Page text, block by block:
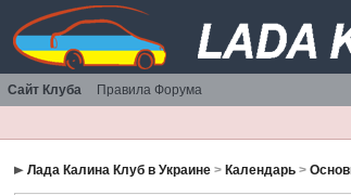
Сайт Клуба Правила Форума
Лада Калина Клуб в Украине > Календарь >